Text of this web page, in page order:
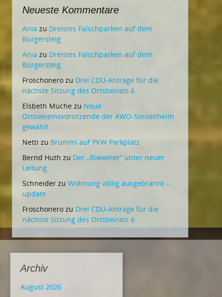
Neueste Kommentare
Ania zu Dreistes Falschparken auf dem
Bürgersteig
Ania zu Dreistes Falschparken auf dem
Bürgersteig
Froschonero zu Drei CDU-Anträge für die
nächste Sitzung des Ortsbeirats 6
Elsbeth Muche zu Neue
Ortsvereinsvorsitzende der AWO-Sossenheim
gewählt
Netti zu Brummi auf PKW Parkplatz
Bernd Huth zu Der „Riwweler“ unter neuer
Leitung
Schneider zu Wohnung völlig ausgebrannt –
update
Froschonero zu Drei CDU-Anträge für die
nächste Sitzung des Ortsbeirats 6
Archiv
August 2026